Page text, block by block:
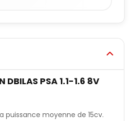
DBILAS PSA 1.1-1.6 8V
puissance moyenne de 15cv.